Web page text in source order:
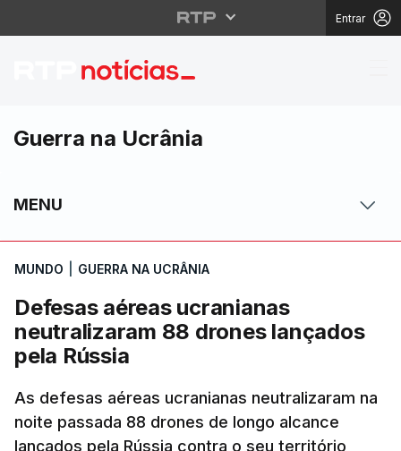
Entrar
Defesas aéreas
Guerra na Ucrânia
MENU
MUNDO GUERRA NA UCRÂNIA
Defesas aéreas ucranianas
neutralizaram 88 drones lançados
pela Rússia
As defesas aéreas ucranianas neutralizaram na
noite passada 88 drones de longo alcance
lançados pela Rússia contra o seu território,